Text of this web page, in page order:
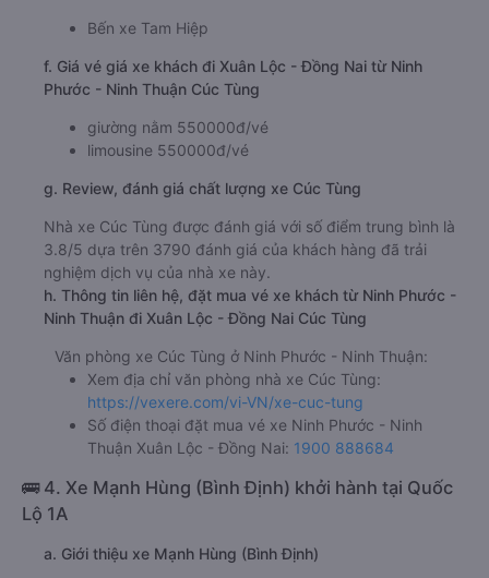
Bến xe Tam Hiệp
f. Giá vé giá xe khách đi Xuân Lộc - Đồng Nai từ Ninh
Phước - Ninh Thuận Cúc Tùng
giường nằm 550000đ/vé
limousine 550000đ/vé
g. Review, đánh giá chất lượng xe Cúc Tùng
Nhà xe Cúc Tùng được đánh giá với số điểm trung bình là
3.8/5 dựa trên 3790 đánh giá của khách hàng đã trải
nghiệm dịch vụ của nhà xe này.
h. Thông tin liên hệ, đặt mua vé xe khách từ Ninh Phước -
Ninh Thuận đi Xuân Lộc - Đồng Nai Cúc Tùng
Văn phòng xe Cúc Tùng ở Ninh Phước - Ninh Thuận:
Xem địa chỉ văn phòng nhà xe Cúc Tùng:
https://vexere.com/vi-VN/xe-cuc-tung
Số điện thoại đặt mua vé xe Ninh Phước - Ninh
Thuận Xuân Lộc - Đồng Nai: 1900 888684
🚌 4. Xe Mạnh Hùng (Bình Định) khởi hành tại Quốc
Lộ 1A
a. Giới thiệu xe Mạnh Hùng (Bình Định)